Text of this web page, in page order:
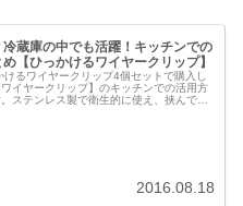
冷蔵庫の中でも活躍！キッチンでの
【ひっかけるワイヤークリップ】
るワイヤークリップ4個セットで購入し
イヤークリップ】のキッチンでの活用方
ステンレス製で衛生的に使え、挟んで引
2016.08.18